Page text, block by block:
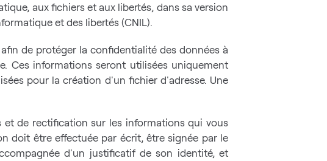
aux fichiers et aux libertés, dans sa version
et des libertés (CNIL).
de protéger la confidentialité des données à
Ces informations seront utilisées uniquement
pour la création d'un fichier d'adresse. Une
de rectification sur les informations qui vous
doit être effectuée par écrit, être signée par le
d'un justificatif de son identité, et